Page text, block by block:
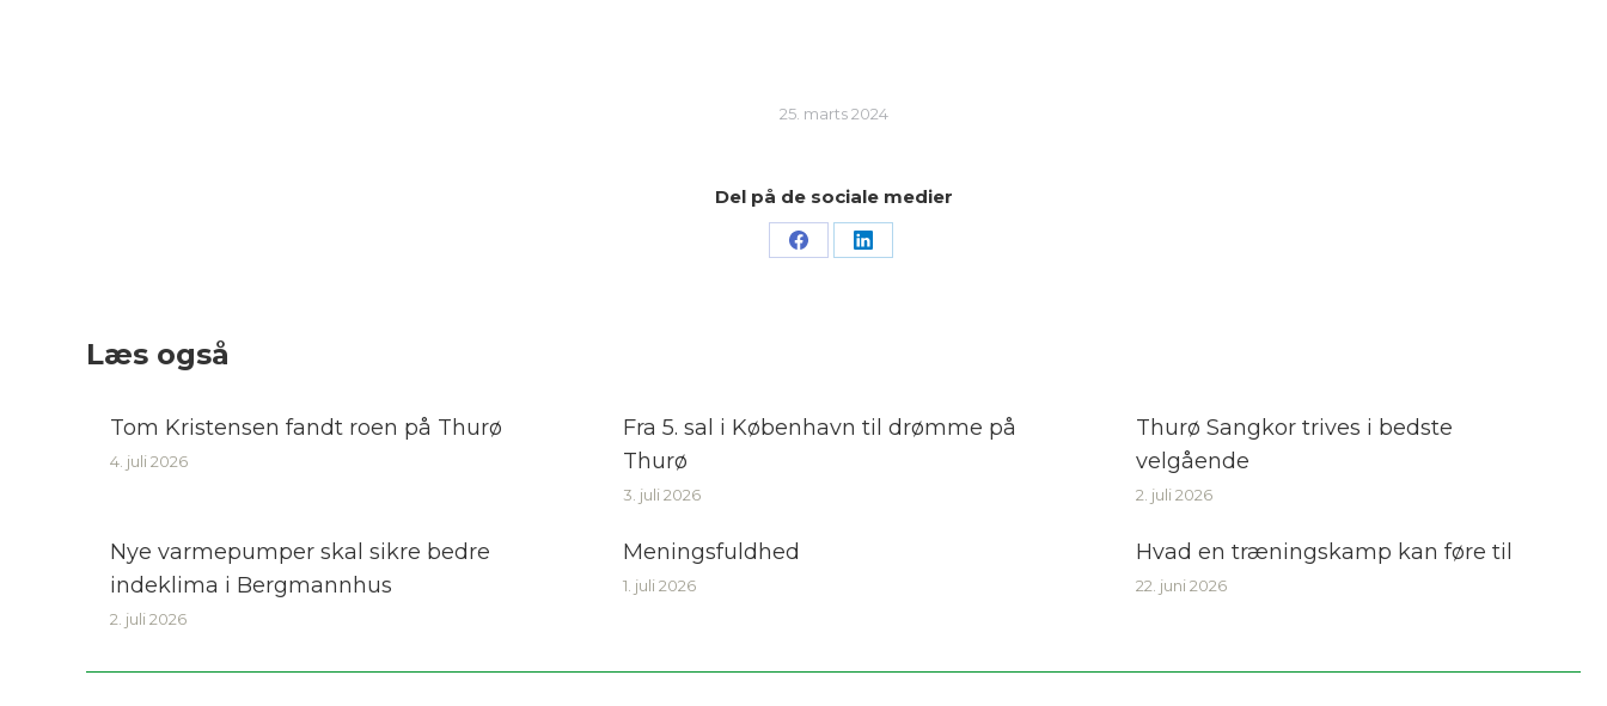
25. marts 2024
Del på de sociale medier
Share Share
Læs også
Tom Kristensen fandt roen på Thurø
4. juli 2026
Fra 5. sal i København til drømme på
Thurø
3. juli 2026
Thurø Sangkor trives i bedste
velgående
2. juli 2026
Nye varmepumper skal sikre bedre
indeklima i Bergmannhus
2. juli 2026
Meningsfuldhed
1. juli 2026
Hvad en træningskamp kan føre til
22. juni 2026